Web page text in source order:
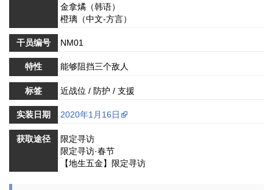
金拿燏（韩语）
橙璃（中文-方言）
干员编号 NM01
特性 能够阻挡三个敌人
标签 近战位 / 防护 / 支援
实装日期 2020年1月16日
获取途径
限定寻访
限定寻访·春节
【地生五金】限定寻访